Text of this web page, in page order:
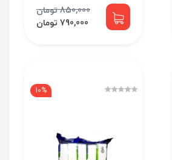
850,000 تومان
790,000 تومان
10%